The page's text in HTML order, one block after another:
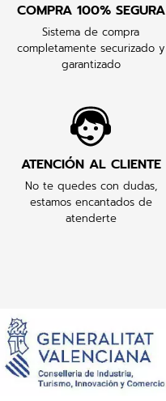
COMPRA 100% SEGURA
Sistema de compra
completamente securizado y
garantizado
ATENCIÓN AL CLIENTE
No te quedes con dudas,
estamos encantados de
atenderte